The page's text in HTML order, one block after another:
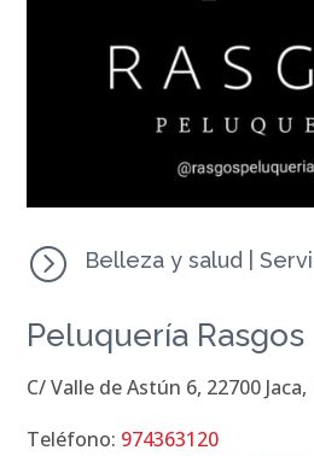
= Belleza y salud
Peluquería Rasgos
C/ Valle de Astún 6, 22700
Teléfono: 974363120